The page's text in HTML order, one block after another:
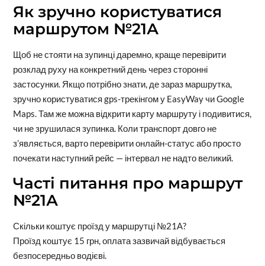
Як зручно користуватися
маршрутом №21А
Щоб не стояти на зупинці даремно, краще перевірити
розклад руху на конкретний день через сторонні
застосунки. Якщо потрібно знати, де зараз маршрутка,
зручно користуватися gps-трекінгом у EasyWay чи Google
Maps. Там же можна відкрити карту маршруту і подивитися,
чи не зрушилася зупинка. Коли транспорт довго не
з’являється, варто перевірити онлайн-статус або просто
почекати наступний рейс — інтервал не надто великий.
Часті питання про маршрут
№21А
Скільки коштує проїзд у маршрутці №21А?
Проїзд коштує 15 грн, оплата зазвичай відбувається
безпосередньо водієві.